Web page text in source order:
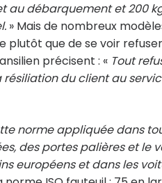
au débarquement et 200
» Mais de nombreux
que de se voir
précisent : « Tout
du client au
norme appliquée dans
des portes palières et le
européens et dans les